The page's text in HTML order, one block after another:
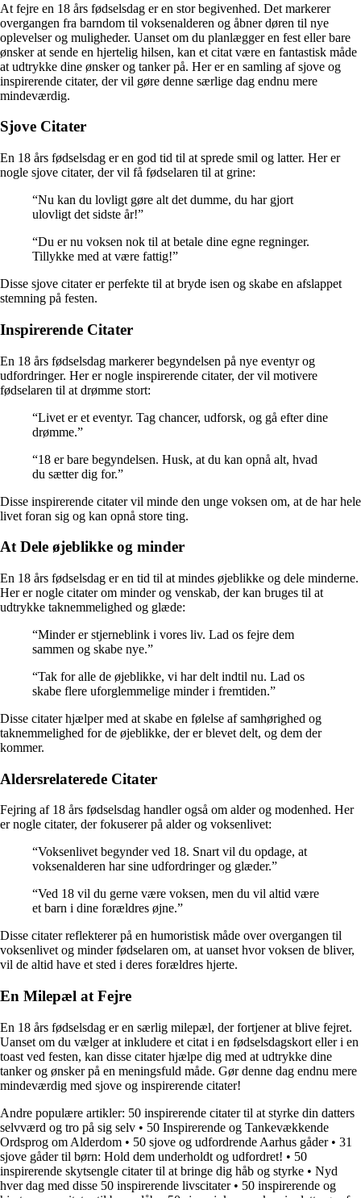
At fejre en 18 års fødselsdag er en stor begivenhed. Det markerer
overgangen fra barndom til voksenalderen og åbner døren til nye
oplevelser og muligheder. Uanset om du planlægger en fest eller bare
ønsker at sende en hjertelig hilsen, kan et citat være en fantastisk måde
at udtrykke dine ønsker og tanker på. Her er en samling af sjove og
inspirerende citater, der vil gøre denne særlige dag endnu mere
mindeværdig.
Sjove Citater
En 18 års fødselsdag er en god tid til at sprede smil og latter. Her er
nogle sjove citater, der vil få fødselaren til at grine:
“Nu kan du lovligt gøre alt det dumme, du har gjort
ulovligt det sidste år!”
“Du er nu voksen nok til at betale dine egne regninger.
Tillykke med at være fattig!”
Disse sjove citater er perfekte til at bryde isen og skabe en afslappet
stemning på festen.
Inspirerende Citater
En 18 års fødselsdag markerer begyndelsen på nye eventyr og
udfordringer. Her er nogle inspirerende citater, der vil motivere
fødselaren til at drømme stort:
“Livet er et eventyr. Tag chancer, udforsk, og gå efter dine
drømme.”
“18 er bare begyndelsen. Husk, at du kan opnå alt, hvad
du sætter dig for.”
Disse inspirerende citater vil minde den unge voksen om, at de har hele
livet foran sig og kan opnå store ting.
At Dele øjeblikke og minder
En 18 års fødselsdag er en tid til at mindes øjeblikke og dele minderne.
Her er nogle citater om minder og venskab, der kan bruges til at
udtrykke taknemmelighed og glæde:
“Minder er stjerneblink i vores liv. Lad os fejre dem
sammen og skabe nye.”
“Tak for alle de øjeblikke, vi har delt indtil nu. Lad os
skabe flere uforglemmelige minder i fremtiden.”
Disse citater hjælper med at skabe en følelse af samhørighed og
taknemmelighed for de øjeblikke, der er blevet delt, og dem der
kommer.
Aldersrelaterede Citater
Fejring af 18 års fødselsdag handler også om alder og modenhed. Her
er nogle citater, der fokuserer på alder og voksenlivet:
“Voksenlivet begynder ved 18. Snart vil du opdage, at
voksenalderen har sine udfordringer og glæder.”
“Ved 18 vil du gerne være voksen, men du vil altid være
et barn i dine forældres øjne.”
Disse citater reflekterer på en humoristisk måde over overgangen til
voksenlivet og minder fødselaren om, at uanset hvor voksen de bliver,
vil de altid have et sted i deres forældres hjerte.
En Milepæl at Fejre
En 18 års fødselsdag er en særlig milepæl, der fortjener at blive fejret.
Uanset om du vælger at inkludere et citat i en fødselsdagskort eller i en
toast ved festen, kan disse citater hjælpe dig med at udtrykke dine
tanker og ønsker på en meningsfuld måde. Gør denne dag endnu mere
mindeværdig med sjove og inspirerende citater!
Andre populære artikler: 50 inspirerende citater til at styrke din datters
selvværd og tro på sig selv • 50 Inspirerende og Tankevækkende
Ordsprog om Alderdom • 50 sjove og udfordrende Aarhus gåder• 31
sjove gåder til børn: Hold dem underholdt og udfordret! • 50
inspirerende skytsengle citater til at bringe dig håb og styrke • Nyd
hver dag med disse 50 inspirerende livscitater• 50 inspirerende og